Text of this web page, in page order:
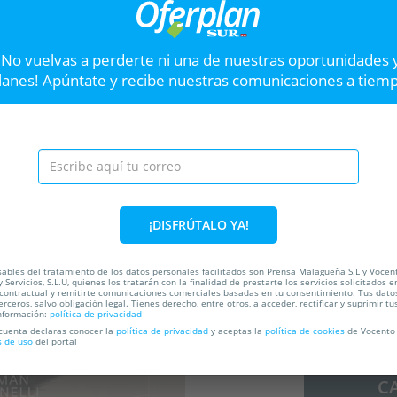
STUDIO x MIKA HEGGEMANN (ALL
NIGHT LONG): 7 agosto
Studio Club
04 06 46 7
SiguienteSTUDIO X CRISTINA
(AUDIOFLY) / MOMO
CINELLI / SASCHA
GARCIA / THEMBA
STUDIO CLUB (31 de mayo)
30%
vuelvas a perderte ni una de nuestras oportunidades
Apúntate y recibe nuestras comunicaciones a
¡DISFRÚTALO YA!
del tratamiento de los datos personales facilitados son Prensa Malagueña S.L y
Servicios, S.L.U, quienes los tratarán con la finalidad de prestarte los servicios solicitados
y remitirte comunicaciones comerciales basadas en tu consentimiento. Tus
salvo obligación legal. Tienes derecho, entre otros, a acceder, rectificar y suprimir
política de privacidad
declaras conocer la política de privacidad y aceptas la política de cookies de
de uso del portal